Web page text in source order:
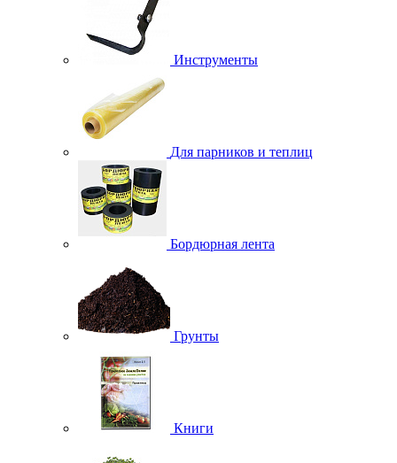
Инструменты
Для парников и теплиц
Бордюрная лента
Грунты
Книги